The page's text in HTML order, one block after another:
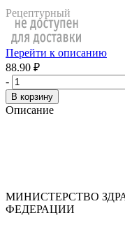
Рецептурный
Перейти к описанию
88.90 ₽
-
В корзину
Описание
МИНИСТЕРСТВО
ФЕДЕРАЦИИ